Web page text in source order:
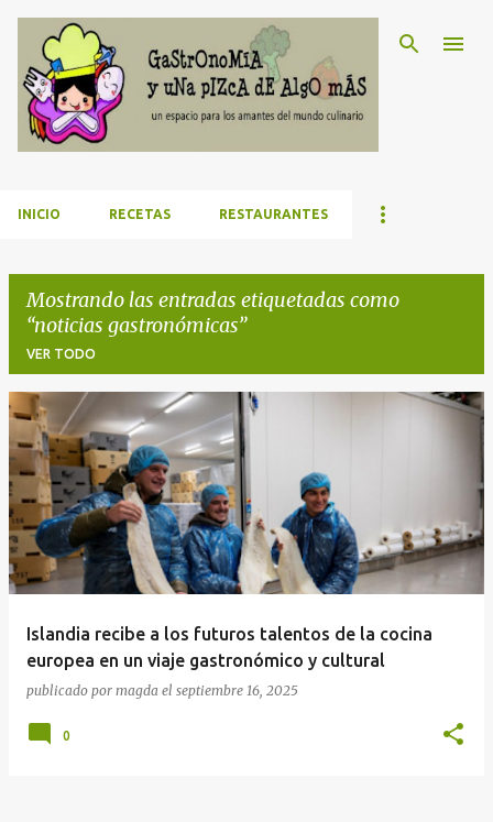
Ir al contenido principal
INICIO RECETAS RESTAURANTES
Mostrando las entradas etiquetadas como
noticias gastronómicas
VER TODO
E
n
t
r
a
d
Islandia recibe a los futuros talentos de la cocina
europea en un viaje gastronómico y cultural
publicado por magda el septiembre 16, 2025
0